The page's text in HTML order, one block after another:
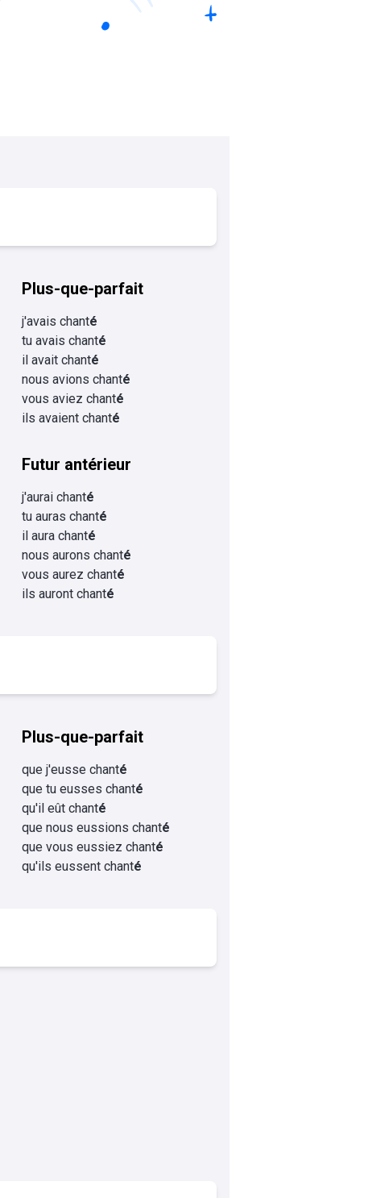
Plus-que-parfait
j'avais chanté
tu avais chanté
il avait chanté
nous avions chanté
vous aviez chanté
ils avaient chanté
Futur antérieur
j'aurai chanté
tu auras chanté
il aura chanté
nous aurons chanté
vous aurez chanté
ils auront chanté
Plus-que-parfait
que j'eusse chanté
que tu eusses chanté
qu'il eût chanté
que nous eussions chanté
que vous eussiez chanté
qu'ils eussent chanté